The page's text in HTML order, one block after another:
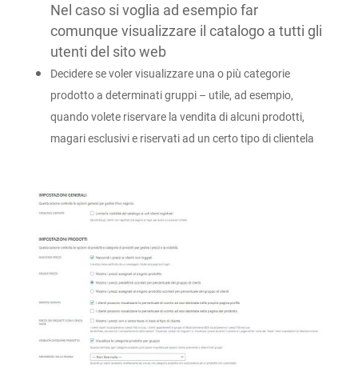
Nel caso si voglia ad esempio far
comunque visualizzare il catalogo a tutti gli
utenti del sito web
Decidere se voler visualizzare una o più categorie
prodotto a determinati gruppi – utile, ad esempio,
quando volete riservare la vendita di alcuni prodotti,
magari esclusivi e riservati ad un certo tipo di clientela